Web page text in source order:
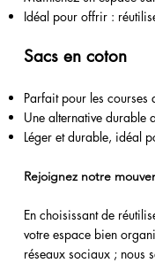
Idéal pour offrir :
Sacs en coton
Parfait pour les courses
Une alternative durable
Léger et durable, idéal
Rejoignez notre
En choisissant de
votre espace bien
réseaux sociaux ; nous